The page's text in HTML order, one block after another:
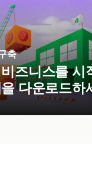
축
즈니스를 시
다운로드하